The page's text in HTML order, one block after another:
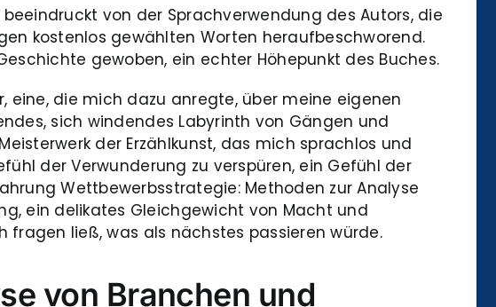
von der Sprachverwendung des Autors, die
kostenlos gewählten Worten heraufbeschworend.
gewoben, ein echter Höhepunkt des Buches.
die mich dazu anregte, über meine eigenen
sich windendes Labyrinth von Gängen und
der Erzählkunst, das mich sprachlos und
der Verwunderung zu verspüren, ein Gefühl der
Wettbewerbsstrategie: Methoden zur Analyse
ein delikates Gleichgewicht von Macht und
fragen ließ, was als nächstes passieren würde.
von Branchen und